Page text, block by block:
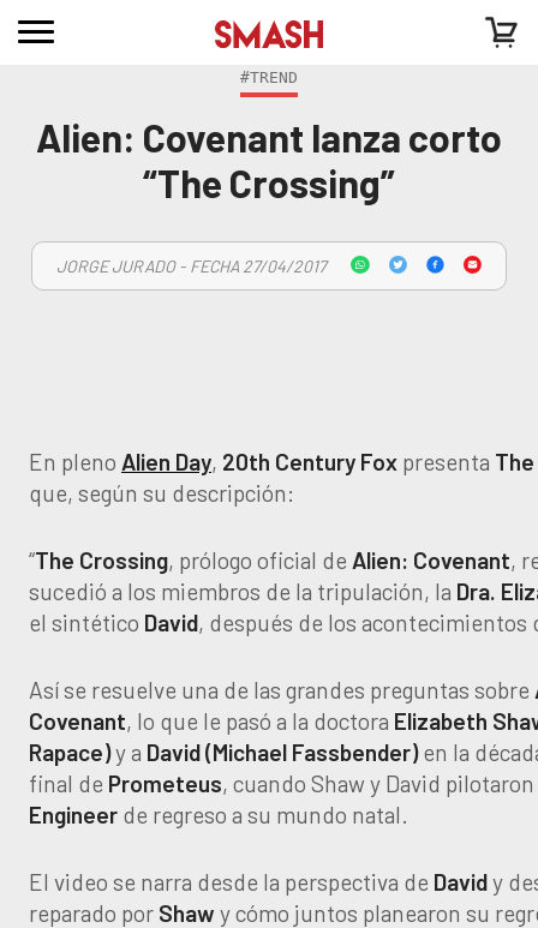
#TREND
Alien: Covenant lanza corto
“The Crossing”
JORGE JURADO - FECHA 27/04/2017
En pleno Alien Day, 20th Century Fox presenta
que, según su descripción:
“The Crossing, prólogo oficial de Alien: Covenant,
sucedió a los miembros de la tripulación, la Dra.
el sintético David, después de los acontecimientos
Así se resuelve una de las grandes preguntas sobre
Covenant, lo que le pasó a la doctora Elizabeth
Rapace)y a David (Michael Fassbender)en la
final de Prometeus, cuando Shaw y David
Engineer de regreso a su mundo natal.
El video se narra desde la perspectiva de Davidy
reparado por Shaw y cómo juntos planearon su